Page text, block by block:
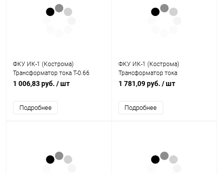
ФКУ ИК-1 (Кострома)
Трансформатор тока Т-0.66
600/5 с шиной класс точности
1 006,83 руб. / шт
Подробнее
ФКУ ИК-1 (Кострома)
Трансформатор тока
измерительный Т-0,66 5 ВА 0,5
1 781,09 руб. / шт
Подробнее